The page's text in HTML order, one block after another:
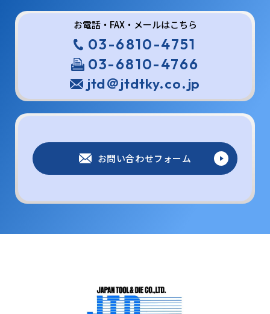
お電話・FAX・メールはこちら
03-6810-4751
03-6810-4766
jtd＠jtdtky.co.jp
お問い合わせフォーム